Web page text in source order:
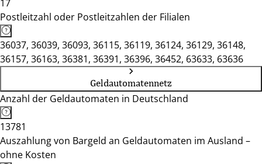
17
Postleitzahl oder Postleitzahlen der Filialen
36037, 36039, 36093, 36115, 36119, 36124, 36129, 36148,
36157, 36163, 36381, 36391, 36396, 36452, 63633, 63636
Geldautomatennetz
Anzahl der Geldautomaten in Deutschland
13781
Auszahlung von Bargeld an Geldautomaten im Ausland –
ohne Kosten